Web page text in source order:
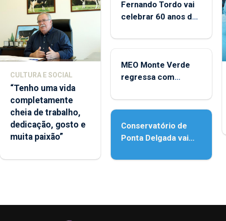
CULTURA E SOCIAL
“Tenho uma vida
completamente
cheia de trabalho,
dedicação, gosto e
muita paixão”
Fernando Tordo vai
celebrar 60 anos de
Micaelense
MEO Monte Verde
regressa com
acessibilidade
Conservatório de
Ponta Delgada vai
instrumentos